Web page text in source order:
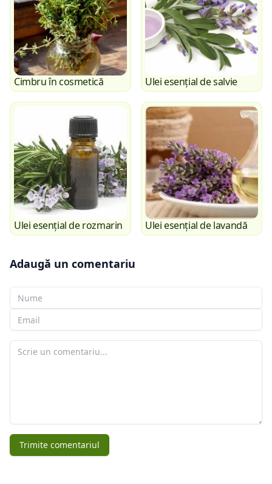
Cimbru în cosmetică Ulei esențial de salvie
Ulei esențial de rozmarin Ulei esențial de lavandă
Adaugă un comentariu
Numele tău
E-mailul tău
Comentariul tău
Trimite comentariul